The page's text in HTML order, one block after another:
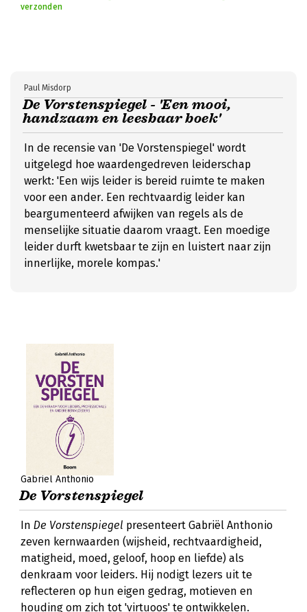
verzonden
De Vorstenspiegel - 'Een mooi,
handzaam en leesbaar boek'
Paul Misdorp
In de recensie van 'De Vorstenspiegel' wordt
uitgelegd hoe waardengedreven leiderschap
werkt: 'Een wijs leider is bereid ruimte te maken
voor een ander. Een rechtvaardig leider kan
beargumenteerd afwijken van regels als de
menselijke situatie daarom vraagt. Een moedige
leider durft kwetsbaar te zijn en luistert naar zijn
innerlijke, morele kompas.'
Gabriël Anthonio
De Vorstenspiegel
In De Vorstenspiegel presenteert Gabriël Anthonio
zeven kernwaarden (wijsheid, rechtvaardigheid,
matigheid, moed, geloof, hoop en liefde) als
denkraam voor leiders. Hij nodigt lezers uit te
reflecteren op hun eigen gedrag, motieven en
houding om zich tot 'virtuoos' te ontwikkelen.